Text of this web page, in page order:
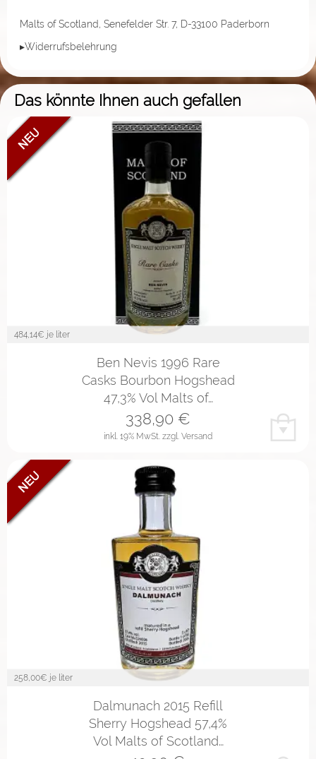
Malts of Scotland, Senefelder Str. 7, D-33100 Paderborn
▸Widerrufsbelehrung
Das könnte Ihnen auch gefallen
484,14€ je liter
Ben Nevis 1996 Rare
Casks Bourbon Hogshead
47,3% Vol Malts of…
inkl. 19% MwSt. zzgl. Versand
338,90 €
258,00€ je liter
Dalmunach 2015 Refill
Sherry Hogshead 57,4%
Vol Malts of Scotland…